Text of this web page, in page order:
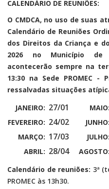
CALENDÁRIO DE REUNIÕES:
O CMDCA, no uso de suas
Calendário de Reuniões
dos Direitos da Criança e
2026 no Município de
acontecerão sempre na
13:30 na Sede PROMEC -
ressalvadas situações
JANEIRO: 27/01 MAIO:
FEVEREIRO: 24/02 JUNHO:
MARÇO: 17/03 JULHO:
ABRIL: 28/04 AGOSTO:
Calendário de reuniões: 3ª
PROMEC às 13h30.